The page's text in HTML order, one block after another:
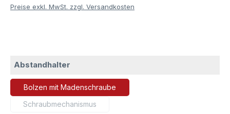
Preise exkl. MwSt. zzgl. Versandkosten
Abstandhalter
Bolzen mit Madenschraube
Schraubmechanismus